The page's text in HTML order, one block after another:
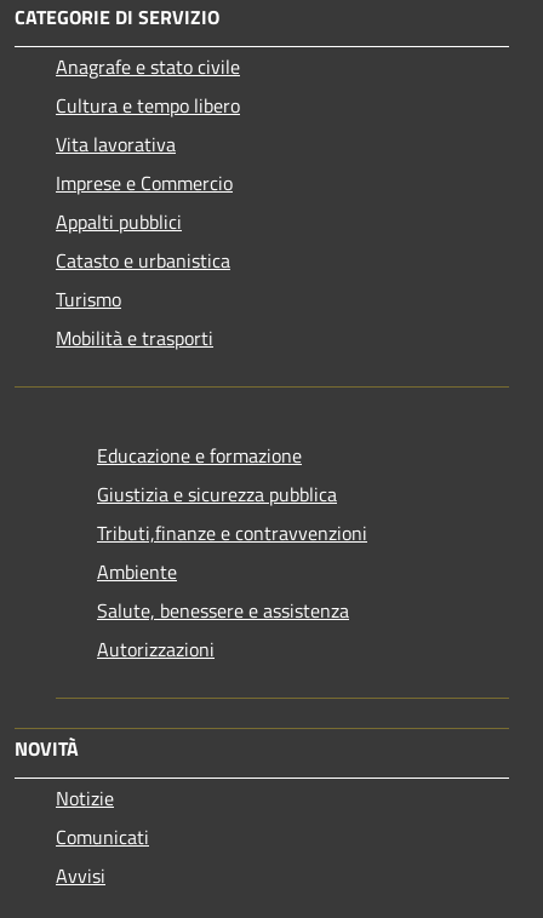
CATEGORIE DI SERVIZIO
Anagrafe e stato civile
Cultura e tempo libero
Vita lavorativa
Imprese e Commercio
Appalti pubblici
Catasto e urbanistica
Turismo
Mobilità e trasporti
Educazione e formazione
Giustizia e sicurezza pubblica
Tributi,finanze e contravvenzioni
Ambiente
Salute, benessere e assistenza
Autorizzazioni
NOVITÀ
Notizie
Comunicati
Avvisi